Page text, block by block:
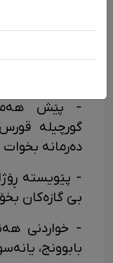
دەرمانکردنی
- پێش
گورچیلە
دەرمانە
- پێویستە
بێ گازەکان
- خواردنی
بابوونج،